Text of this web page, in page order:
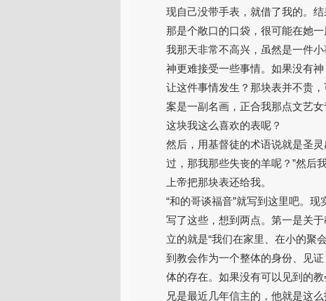
现自己没带手表，就借了我的。
那是个敞口的口袋，很可能在她
我那天非常不高兴，虽然是一件
神更难接受一些事情。如果没有
让这件事情发生？那块表并不贵
案是一副名画，正合我那点文艺
这块我这么喜欢的表呢？
然后，用基督徒的术语说就是圣
过，那我那些失丧的羊呢？”然后
上帝把那块表还给我。
“和的哥谈福音”就写到这里吧。
写了这些，想到两点。第一是关
立的就是“我们在家里、在小的聚
到教会作为一个整体的身份、见
体的存在。如果没有可以见到的
兄是最近几年信主的，他就是这